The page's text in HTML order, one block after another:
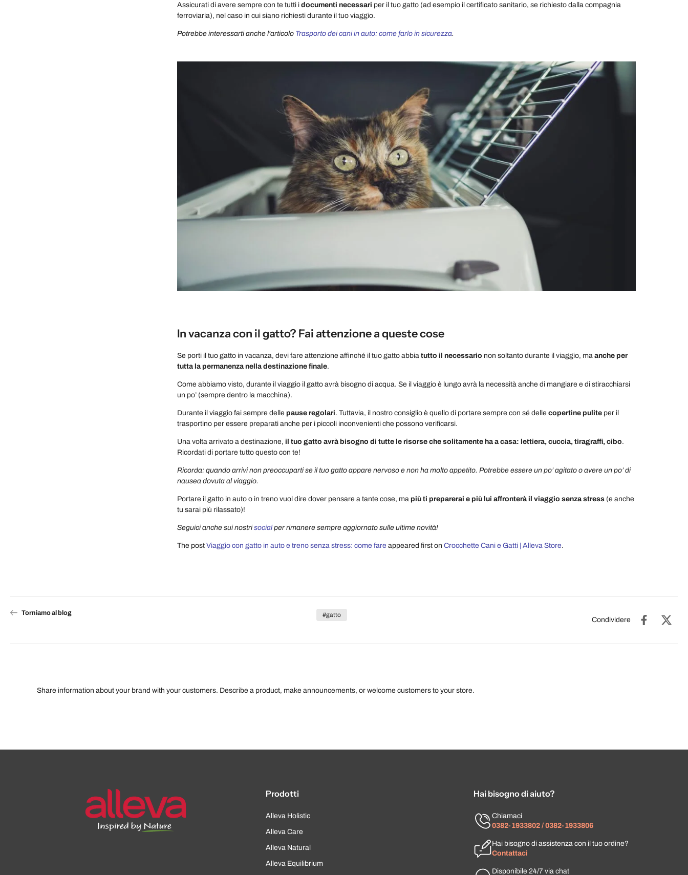
Assicurati di avere sempre con te tutti i documenti necessari per il tuo gatto (ad esempio il certificato sanitario, se richiesto dalla compagnia
ferroviaria), nel caso in cui siano richiesti durante il tuo viaggio.
Potrebbe interessarti anche l’articolo Trasporto dei cani in auto: come farlo in sicurezza.
In vacanza con il gatto? Fai attenzione a queste cose
Se porti il tuo gatto in vacanza, devi fare attenzione affinché il tuo gatto abbia tutto il necessario non soltanto durante il viaggio, ma anche per
tutta la permanenza nella destinazione finale.
Come abbiamo visto, durante il viaggio il gatto avrà bisogno di acqua. Se il viaggio è lungo avrà la necessità anche di mangiare e di stiracchiarsi
un po’ (sempre dentro la macchina).
Durante il viaggio fai sempre delle pause regolari. Tuttavia, il nostro consiglio è quello di portare sempre con sé delle copertine pulite per il
trasportino per essere preparati anche per i piccoli inconvenienti che possono verificarsi.
Una volta arrivato a destinazione, il tuo gatto avrà bisogno di tutte le risorse che solitamente ha a casa: lettiera, cuccia, tiragraffi, cibo.
Ricordati di portare tutto questo con te!
Ricorda: quando arrivi non preoccuparti se il tuo gatto appare nervoso e non ha molto appetito. Potrebbe essere un po’ agitato o avere un po’ di
nausea dovuta al viaggio.
Portare il gatto in auto o in treno vuol dire dover pensare a tante cose, ma più ti preparerai e più lui affronterà il viaggio senza stress (e anche
tu sarai più rilassato)!
Seguici anche sui nostrisocialper rimanere sempre aggiornato sulle ultime novità!
The post Viaggio con gatto in auto e treno senza stress: come fare appeared first on Crocchette Cani e Gatti | Alleva Store.
Torniamo al blog #gatto
Condividere
Share information about your brand with your customers. Describe a product, make announcements, or welcome customers to your store.
Prodotti
Alleva Holistic
Alleva Care
Alleva Natural
Alleva Equilibrium
Hai bisogno di aiuto?
Chiamaci
0382-1933802 / 0382-1933806
Hai bisogno di assistenza con il tuo ordine?
Contattaci
Disponibile 24/7 via chat